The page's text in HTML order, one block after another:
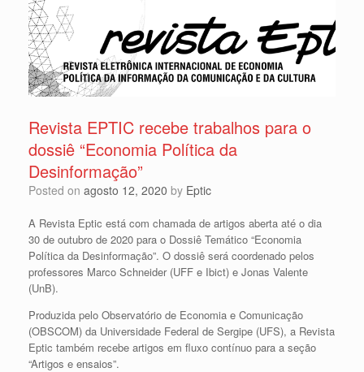
Revista EPTIC recebe trabalhos para o
dossiê “Economia Política da
Desinformação”
Posted on agosto 12, 2020 by Eptic
A Revista Eptic está com chamada de artigos aberta até o dia
30 de outubro de 2020 para o Dossiê Temático “Economia
Política da Desinformação”. O dossiê será coordenado pelos
professores Marco Schneider (UFF e Ibict) e Jonas Valente
(UnB).
Produzida pelo Observatório de Economia e Comunicação
(OBSCOM) da Universidade Federal de Sergipe (UFS), a Revista
Eptic também recebe artigos em fluxo contínuo para a seção
“Artigos e ensaios”.